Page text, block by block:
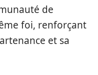
de
foi, renforçant
et sa